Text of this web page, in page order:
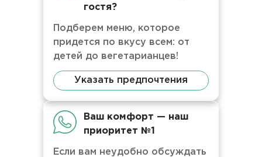
гостя?
Подберем меню, которое
придется по вкусу всем: от
детей до вегетарианцев!
Указать предпочтения
Ваш комфорт — наш
приоритет №1
Если вам неудобно обсуждать